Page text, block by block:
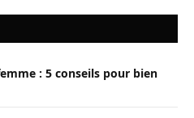
: 5 conseils pour bien